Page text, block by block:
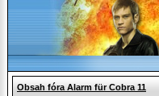
Obsah fóra Alarm für Cobra 11